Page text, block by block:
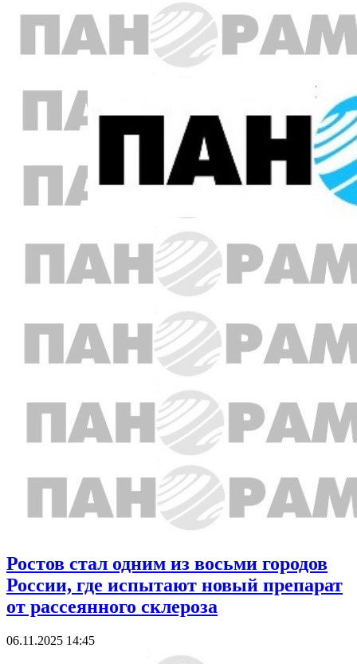
Ростов стал одним из восьми городов
России, где испытают новый препарат
от рассеянного склероза
06.11.2025 14:45